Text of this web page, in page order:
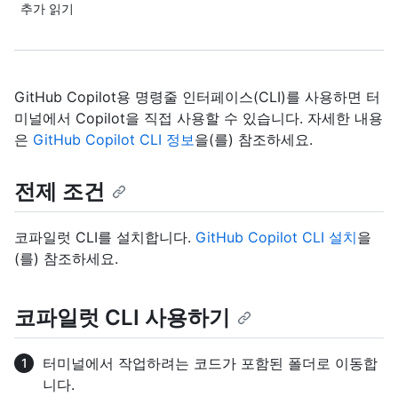
추가 읽기
GitHub Copilot용 명령줄 인터페이스(CLI)를 사용하면 터
미널에서 Copilot을 직접 사용할 수 있습니다. 자세한 내용
은 GitHub Copilot CLI 정보을(를) 참조하세요.
전제 조건
코파일럿 CLI를 설치합니다. GitHub Copilot CLI 설치을
(를) 참조하세요.
코파일럿 CLI 사용하기
터미널에서 작업하려는 코드가 포함된 폴더로 이동합
니다.